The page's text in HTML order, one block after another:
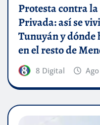
Protesta contra
Privada: así se
Tunuyán y
en el resto de
8 Digital